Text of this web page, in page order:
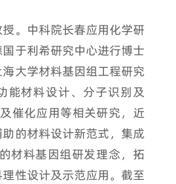
。中科院长春应用化学研
于利希研究中心进行博士
大学材料基因组工程研究
能材料设计、分子识别及
催化应用等相关研究，近
的材料设计新范式，集成
材料基因组研发理念，拓
性设计及示范应用。截至